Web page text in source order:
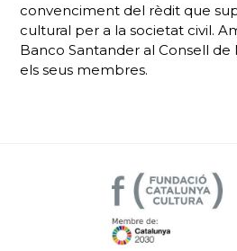
convenciment del rèdit que
cultural per a la societat civil.
Banco Santander al Consell de
els seus membres.